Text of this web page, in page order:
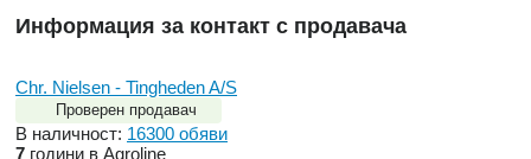
Информация за контакт с продавача
Chr. Nielsen - Tingheden A/S
Проверен продавач
В наличност: 16300 обяви
7 години в Agroline